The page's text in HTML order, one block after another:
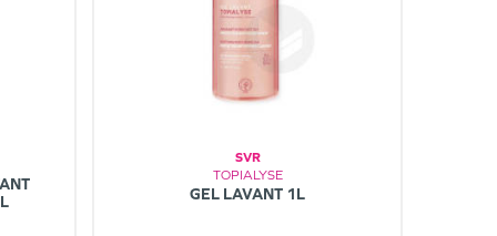
SVR
TOPIALYSE
GEL LAVANT 1L